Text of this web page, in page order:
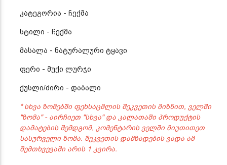
კატეგორია - ჩექმა
სტილი - ჩექმა
მასალა - ნატურალური ტყავი
ფერი - მუქი ლურჯი
ქუსლი/ძირი - დაბალი
* სხვა ზომებში ფეხსაცმლის შეკვეთის მიზნით, ველში
"ზომა" - აირჩიეთ "სხვა" და კალათაში პროდუქტის
დამატების შემდგომ, კომენტარის ველში მიუთითეთ
სასურველი ზომა. შეკვეთის დამზადების ვადა ამ
შემთხვევაში არის 1 კვირა.